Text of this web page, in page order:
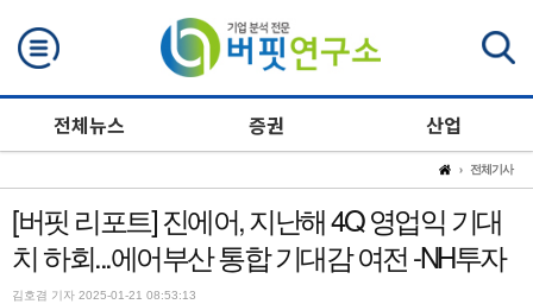
전체뉴스 증권 산업
전체기사
[버핏 리포트] 진에어, 지난해 4Q 영업익 기대
치 하회...에어부산 통합 기대감 여전 -NH투자
김호겸 기자 2025-01-21 08:53:13
검색